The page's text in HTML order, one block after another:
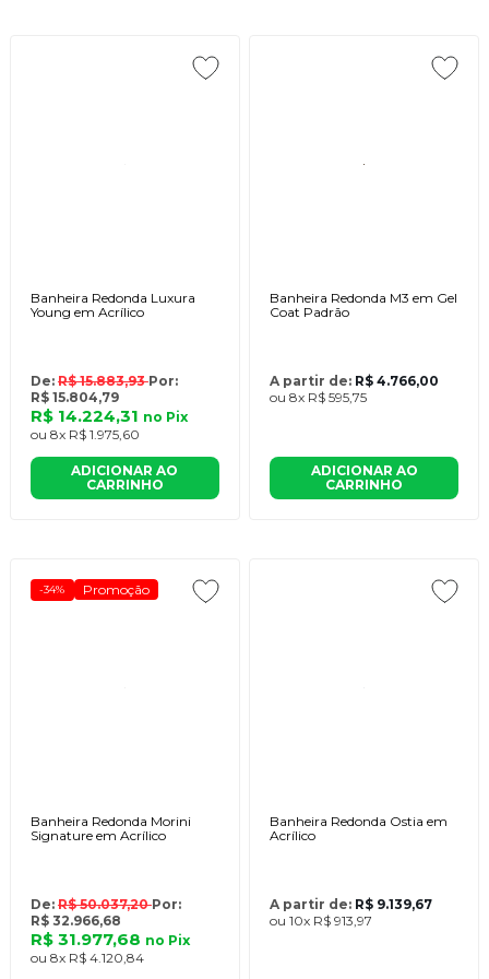
Banheira Redonda Luxura
Young em Acrílico
De: R$ 15.883,93Por:
R$ 15.804,79
R$ 14.224,31 no Pix
ou 8x R$ 1.975,60
ADICIONAR AO
CARRINHO
Banheira Redonda M3 em Gel
Coat Padrão
A partir de: R$ 4.766,00
ou 8x R$ 595,75
ADICIONAR AO
CARRINHO
-34% Promoção
Banheira Redonda Morini
Signature em Acrílico
De: R$ 50.037,20Por:
R$ 32.966,68
R$ 31.977,68 no Pix
ou 8x R$ 4.120,84
Banheira Redonda Ostia em
Acrílico
A partir de: R$ 9.139,67
ou 10x R$ 913,97